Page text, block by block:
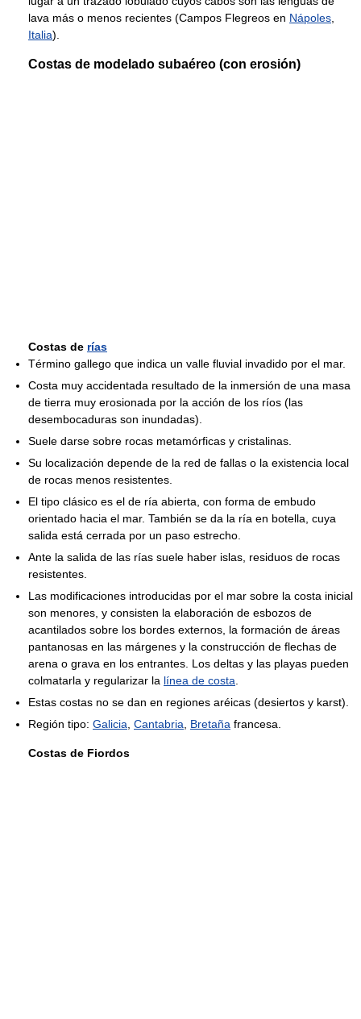
lava más o menos recientes (Campos Flegreos en Nápoles,
Italia).
Costas de modelado subaéreo (con erosión)
Costas de rías
Término gallego que indica un valle fluvial invadido por el mar.
Costa muy accidentada resultado de la inmersión de una masa
de tierra muy erosionada por la acción de los ríos (las
desembocaduras son inundadas).
Suele darse sobre rocas metamórficas y cristalinas.
Su localización depende de la red de fallas o la existencia local
de rocas menos resistentes.
El tipo clásico es el de ría abierta, con forma de embudo
orientado hacia el mar. También se da la ría en botella, cuya
salida está cerrada por un paso estrecho.
Ante la salida de las rías suele haber islas, residuos de rocas
resistentes.
Las modificaciones introducidas por el mar sobre la costa inicial
son menores, y consisten la elaboración de esbozos de
acantilados sobre los bordes externos, la formación de áreas
pantanosas en las márgenes y la construcción de flechas de
arena o grava en los entrantes. Los deltas y las playas pueden
colmatarla y regularizar la línea de costa.
Estas costas no se dan en regiones aréicas (desiertos y karst).
Región tipo: Galicia, Cantabria, Bretaña francesa.
Costas de Fiordos